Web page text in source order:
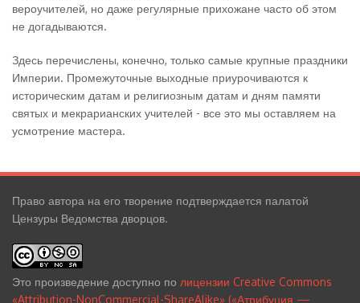
вероучителей, но даже регулярные прихожане часто об этом
не догадываются.
Здесь перечислены, конечно, только самые крупные праздники
Империи. Промежуточные выходные приурочиваются к
историческим датам и религиозным датам и дням памяти
святых и мекрарианских учителей - все это мы оставляем на
усмотрение мастера.
Право автора на его творение подтверждается палатой
Цензуры Ведомства дворцов.
Это произведение доступно по лицензии Creative Commons
«Attribution-NonCommercial-ShareAlike» («Атрибуция —